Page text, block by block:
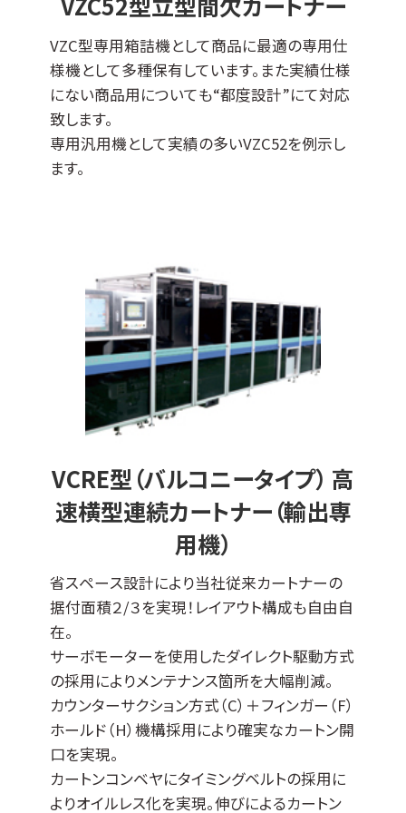
VZC型専用箱詰機として商品に最適の専用仕
様機として多種保有しています。また実績仕様
にない商品用についても“都度設計”にて対応
致します。
専用汎用機として実績の多いVZC52を例示し
ます。
VCRE型（バルコニータイプ） 高
速横型連続カートナー（輸出専
用機）
省スペース設計により当社従来カートナーの
据付面積２/３を実現！レイアウト構成も自由自
在。
サーボモーターを使用したダイレクト駆動方式
の採用によりメンテナンス箇所を大幅削減。
カウンターサクション方式（C）＋フィンガー（F）
ホールド（H）機構採用により確実なカートン開
口を実現。
カートンコンベヤにタイミングベルトの採用に
よりオイルレス化を実現。伸びによるカートン